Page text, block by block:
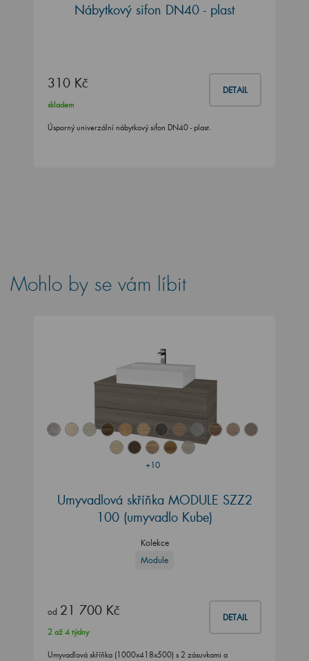
Nábytkový sifon DN40 - plast
310 Kč DETAIL
skladem
Úsporný univerzální nábytkový sifon DN40 - plast.
Mohlo by se vám líbit
+10
Umyvadlová skříňka MODULE SZZ2
100 (umyvadlo Kube)
Kolekce
Module
od 21 700 Kč DETAIL
2 až 4 týdny
Umyvadlová skříňka (1000x418x500) s 2 zásuvkami a